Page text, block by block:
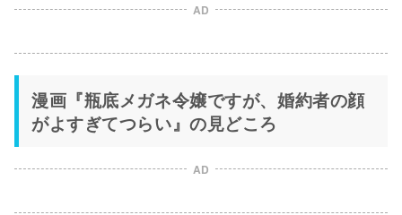
AD
漫画『瓶底メガネ令嬢ですが、婚約者の顔
がよすぎてつらい』の見どころ
AD